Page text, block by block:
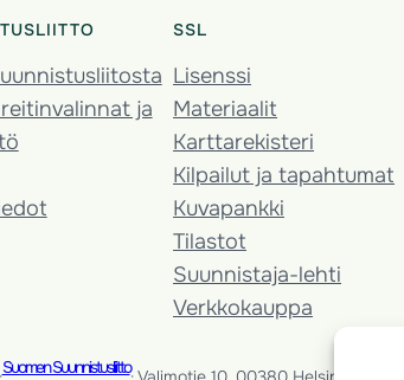
ja
SSL
Lisenssi
Materiaalit
Karttarekisteri
Kilpailut ja tapahtumat
Kuvapankki
Tilastot
Suunnistaja-lehti
Verkkokauppa
Suomen Suunnistusliitto